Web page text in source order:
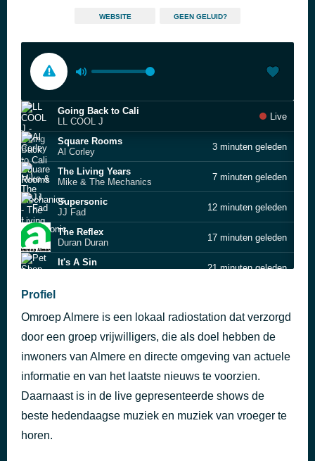
WEBSITE GEEN GELUID?
Going Back to Cali
LL COOL J
Live
Square Rooms
Al Corley
3 minuten geleden
The Living Years
Mike & The Mechanics
7 minuten geleden
Supersonic
JJ Fad
12 minuten geleden
The Reflex
Duran Duran
17 minuten geleden
It's A Sin
21 minuten geleden
The Heat Is On
Glenn Frey
La Isla Bonita
Madonna
34 minuten geleden
The Only Way Is Up
Yazz & The Plastic Population
Profiel
Omroep Almere is een lokaal radiostation dat verzorgd
door een groep vrijwilligers, die als doel hebben de
inwoners van Almere en directe omgeving van actuele
informatie en van het laatste nieuws te voorzien.
Daarnaast is in de live gepresenteerde shows de
beste hedendaagse muziek en muziek van vroeger te
horen.